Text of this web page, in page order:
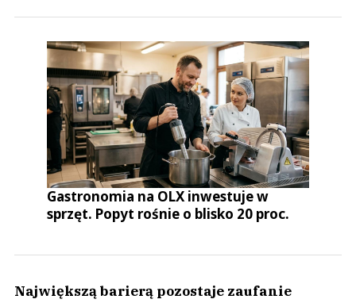
Gastronomia na OLX inwestuje w
sprzęt. Popyt rośnie o blisko 20 proc.
Największą barierą pozostaje zaufanie